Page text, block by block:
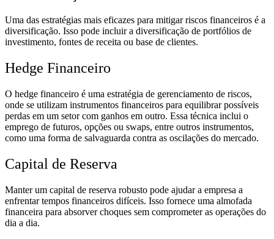
Uma das estratégias mais eficazes para mitigar riscos financeiros é a
diversificação. Isso pode incluir a diversificação de portfólios de
investimento, fontes de receita ou base de clientes.
Hedge Financeiro
O hedge financeiro é uma estratégia de gerenciamento de riscos,
onde se utilizam instrumentos financeiros para equilibrar possíveis
perdas em um setor com ganhos em outro. Essa técnica inclui o
emprego de futuros, opções ou swaps, entre outros instrumentos,
como uma forma de salvaguarda contra as oscilações do mercado.
Capital de Reserva
Manter um capital de reserva robusto pode ajudar a empresa a
enfrentar tempos financeiros difíceis. Isso fornece uma almofada
financeira para absorver choques sem comprometer as operações do
dia a dia.